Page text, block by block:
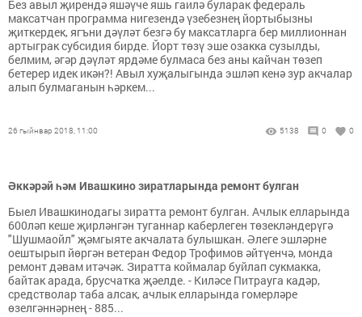
Без авыл җирендә яшәүче яшь гаилә буларак федераль
максатчан программа нигезендә үзебезнең йортыбызны
җиткердек, ягъни дәүләт безгә бу максатларга бер миллионнан
артыграк субсидия бирде. Йорт төзү эше озакка сузылды,
белмим, әгәр дәүләт ярдәме булмаса без аны кайчан төзеп
бетерер идек икән?! Авыл хуҗалыгында эшләп кенә зур акчалар
алып булмаганын һәркем...
26 гыйнвар 2018, 11:00 5138 0 0
Әккәрәй һәм Ивашкино зиратларында ремонт булган
Быел Ивашкинодагы зиратта ремонт булган. Ачлык елларында
600ләп кеше җирләнгән туганнар каберлеген төзекләндерүгә
"Шушмаойл" җәмгыяте акчалата булышкан. Әлеге эшләрне
оештырып йөргән ветеран Федор Трофимов әйтүенчә, монда
ремонт дәвам итәчәк. Зиратта коймалар буйлап сукмакка,
байтак арада, брусчатка җәелде. - Киләсе Питрауга кадәр,
средстволар таба алсак, ачлык елларында гомерләре
өзелгәннәрнең - 885...